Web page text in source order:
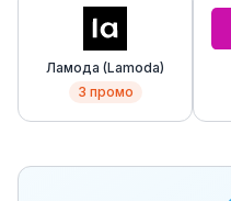
Ламода (Lamoda)
3 промо